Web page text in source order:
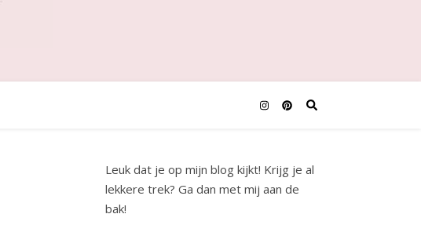
Leuk dat je op mijn blog kijkt! Krijg je al
lekkere trek? Ga dan met mij aan de
bak!